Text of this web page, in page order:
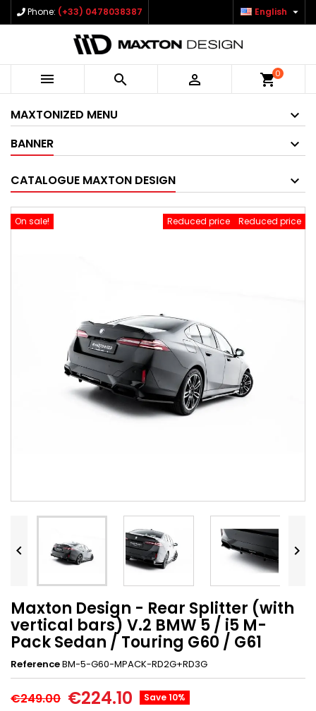
Phone: (+33) 0478038387 English 
   shopping_cart0
MAXTONIZED MENU
BANNER
CATALOGUE MAXTON DESIGN
On sale! Reduced price
Reduced price
 
Maxton Design - Rear Splitter (with
vertical bars) V.2 BMW 5 / i5 M-
Pack Sedan / Touring G60 / G61
ReferenceBM-5-G60-MPACK-RD2G+RD3G
€249.00 €224.10 Save 10%